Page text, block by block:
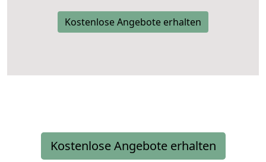
Kostenlose Angebote erhalten
Kostenlose Angebote erhalten